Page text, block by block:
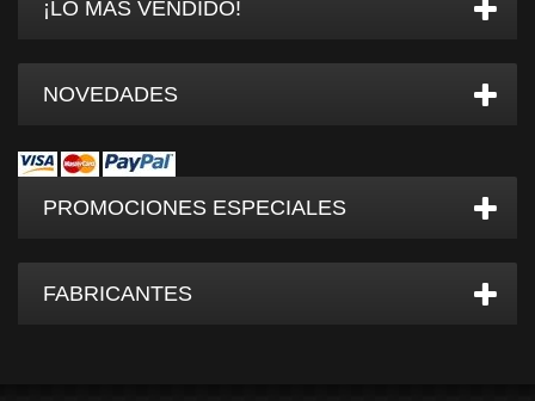
¡LO MÁS VENDIDO!
NOVEDADES
PROMOCIONES ESPECIALES
FABRICANTES